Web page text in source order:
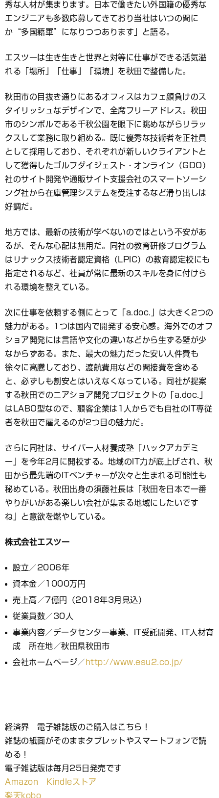
秀な人材が集まります。日本で働きたい外国籍の優秀な
エンジニアも多数応募してきており当社はいつの間に
か“多国籍軍”になりつつあります」と語る。
エスツーは生き生きと世界と対等に仕事ができる活気溢
れる「場所」「仕事」「環境」を秋田で整備した。
秋田市の目抜き通りにあるオフィスはカフェ顔負けのス
タイリッシュなデザインで、全席フリーアドレス。秋田
市のシンボルである千秋公園を眼下に眺めながらリラッ
クスして業務に取り組める。既に優秀な技術者を正社員
として採用しており、それぞれが新しいクライアントと
して獲得したゴルフダイジェスト・オンライン（GDO）
社のサイト開発や通販サイト支援会社のスマートソーシ
ング社から在庫管理システムを受注するなど滑り出しは
好調だ。
地方では、最新の技術が学べないのではという不安があ
るが、そんな心配は無用だ。同社の教育研修プログラム
はリナックス技術者認定資格（LPIC）の教育認定校にも
指定されるなど、社員が常に最新のスキルを身に付けら
れる環境を整えている。
次に仕事を依頼する側にとって「a.doc.」は大きく2つの
魅力がある。1つは国内で開発する安心感。海外でのオフ
ショア開発には言語や文化の違いなどから生ずる壁が少
なからずある。また、最大の魅力だった安い人件費も
徐々に高騰しており、渡航費用などの間接費を含める
と、必ずしも割安とはいえなくなっている。同社が提案
する秋田でのニアショア開発プロジェクトの「a.doc.」
はLABO型なので、顧客企業は1人からでも自社のIT専従
者を秋田で雇えるのが2つ目の魅力だ。
さらに同社は、サイバー人材養成塾「ハックアカデミ
ー」を今年2月に開校する。地域のIT力が底上げされ、秋
田から最先端のITベンチャーが次々と生まれる可能性も
秘めている。秋田出身の須藤社長は「秋田を日本で一番
やりがいがある楽しい会社が集まる地域にしたいです
ね」と意欲を燃やしている。
株式会社エスツー
設立／2006年
資本金／1000万円
売上高／7億円（2018年3月見込）
従業員数／30人
事業内容／データセンター事業、IT受託開発、IT人材育
成 所在地／秋田県秋田市
会社ホームページ／ http://www.esu2.co.jp/
経済界 電子雑誌版のご購入はこちら！
雑誌の紙面がそのままタブレットやスマートフォンで読
める！
電子雑誌版は毎月25日発売です
Amazon Kindleストア
楽天kobo